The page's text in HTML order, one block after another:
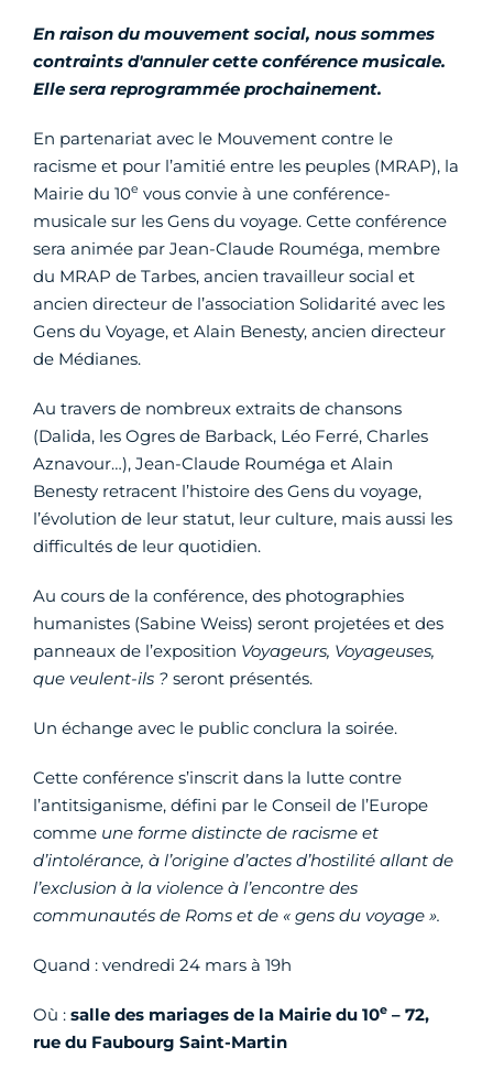
En raison du mouvement social, nous sommes
contraints d'annuler cette conférence musicale.
Elle sera reprogrammée prochainement.
En partenariat avec le Mouvement contre le
racisme et pour l’amitié entre les peuples (MRAP), la
Mairie du 10e vous convie à une conférence-
musicale sur les Gens du voyage. Cette conférence
sera animée par Jean-Claude Rouméga, membre
du MRAP de Tarbes, ancien travailleur social et
ancien directeur de l’association Solidarité avec les
Gens du Voyage, et Alain Benesty, ancien directeur
de Médianes.
Au travers de nombreux extraits de chansons
(Dalida, les Ogres de Barback, Léo Ferré, Charles
Aznavour…), Jean-Claude Rouméga et Alain
Benesty retracent l’histoire des Gens du voyage,
l’évolution de leur statut, leur culture, mais aussi les
difficultés de leur quotidien.
Au cours de la conférence, des photographies
humanistes (Sabine Weiss) seront projetées et des
panneaux de l’exposition Voyageurs, Voyageuses,
que veulent-ils ? seront présentés.
Un échange avec le public conclura la soirée.
Cette conférence s’inscrit dans la lutte contre
l’antitsiganisme, défini par le Conseil de l’Europe
comme une forme distincte de racisme et
d’intolérance, à l’origine d’actes d’hostilité allant de
l’exclusion à la violence à l’encontre des
communautés de Roms et de « gens du voyage ».
Quand : vendredi 24 mars à 19h
Où : salle des mariages de la Mairie du 10e – 72,
rue du Faubourg Saint-Martin